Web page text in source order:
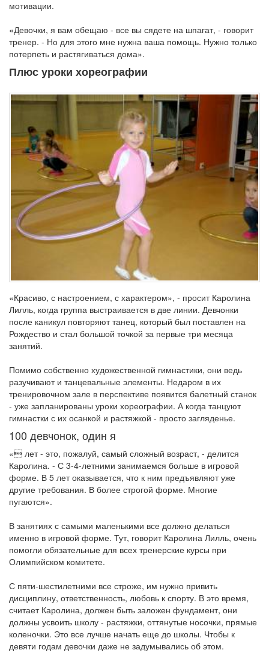
мотивации.
«Девочки, я вам обещаю - все вы сядете на шпагат, - говорит
тренер. - Но для этого мне нужна ваша помощь. Нужно только
потерпеть и растягиваться дома».
Плюс уроки хореографии
«Красиво, с настроением, с характером», - просит Каролина
Лилль, когда группа выстраивается в две линии. Девчонки
после каникул повторяют танец, который был поставлен на
Рождество и стал большой точкой за первые три месяца
занятий.
Помимо собственно художественной гимнастики, они ведь
разучивают и танцевальные элементы. Недаром в их
тренировочном зале в перспективе появится балетный станок
- уже запланированы уроки хореографии. А когда танцуют
гимнастки с их осанкой и растяжкой - просто загляденье.
100 девчонок, один я
« лет - это, пожалуй, самый сложный возраст, - делится
Каролина. - С 3-4-летними занимаемся больше в игровой
форме. В 5 лет оказывается, что к ним предъявляют уже
другие требования. В более строгой форме. Многие
пугаются».
В занятиях с самыми маленькими все должно делаться
именно в игровой форме. Тут, говорит Каролина Лилль, очень
помогли обязательные для всех тренерские курсы при
Олимпийском комитете.
С пяти-шестилетними все строже, им нужно привить
дисциплину, ответственность, любовь к спорту. В это время,
считает Каролина, должен быть заложен фундамент, они
должны усвоить школу - растяжки, оттянутые носочки, прямые
коленочки. Это все лучше начать еще до школы. Чтобы к
девяти годам девочки даже не задумывались об этом.